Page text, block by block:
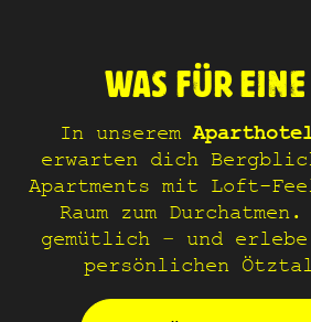
WAS FÜR
In unserem
erwarten dich
Apartments mit Loft-
Raum zum
gemütlich – und
persönlichen